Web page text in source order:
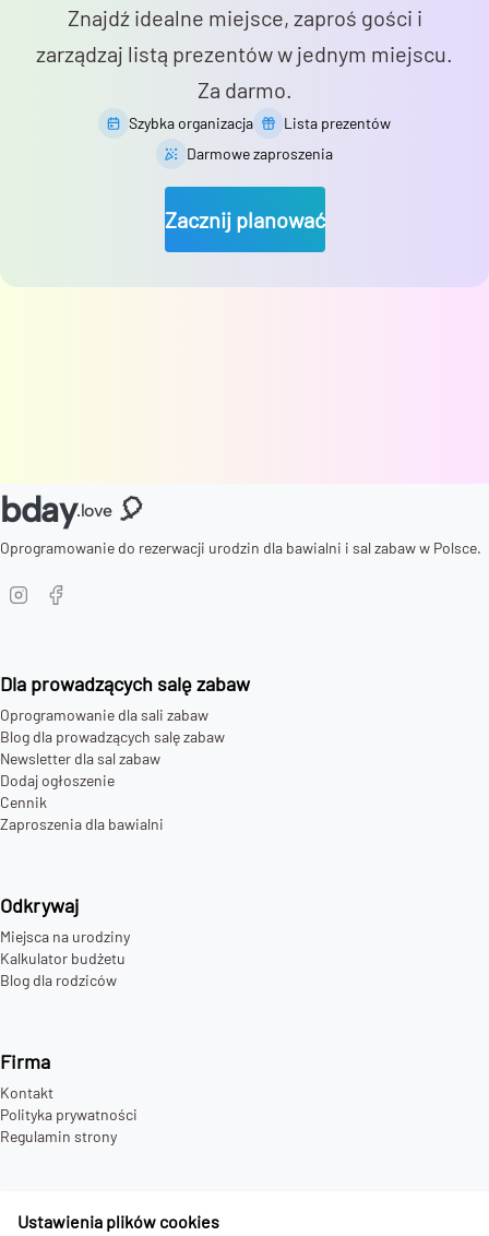
Ustawienia plików cookies
Znajdź idealne miejsce, zaproś gości i
zarządzaj listą prezentów w jednym miejscu.
Za darmo.
Szybka organizacja
Lista prezentów
Darmowe zaproszenia
Zacznij planować
bday.love 🎈
Oprogramowanie do rezerwacji urodzin dla bawialni i sal zabaw w Polsce.
Dla prowadzących salę zabaw
Oprogramowanie dla sali zabaw
Blog dla prowadzących salę zabaw
Newsletter dla sal zabaw
Dodaj ogłoszenie
Cennik
Zaproszenia dla bawialni
Odkrywaj
Miejsca na urodziny
Kalkulator budżetu
Blog dla rodziców
Firma
Kontakt
Polityka prywatności
Regulamin strony